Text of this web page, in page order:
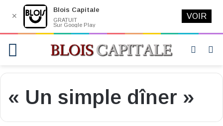
Switch
« Un simple dîner »
✕
Blois Capitale
GRATUIT
Sur Google Play
VOIR